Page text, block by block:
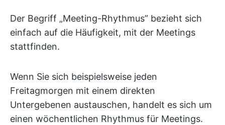
Der Begriff „Meeting-Rhythmus” bezieht sich
einfach auf die Häufigkeit, mit der Meetings
stattfinden.
Wenn Sie sich beispielsweise jeden
Freitagmorgen mit einem direkten
Untergebenen austauschen, handelt es sich um
einen wöchentlichen Rhythmus für Meetings.